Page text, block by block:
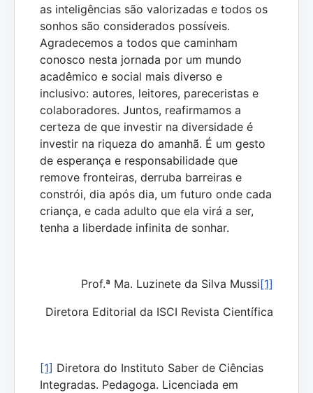
as inteligências são valorizadas e todos os
sonhos são considerados possíveis.
Agradecemos a todos que caminham
conosco nesta jornada por um mundo
acadêmico e social mais diverso e
inclusivo: autores, leitores, pareceristas e
colaboradores. Juntos, reafirmamos a
certeza de que investir na diversidade é
investir na riqueza do amanhã. É um gesto
de esperança e responsabilidade que
remove fronteiras, derruba barreiras e
constrói, dia após dia, um futuro onde cada
criança, e cada adulto que ela virá a ser,
tenha a liberdade infinita de sonhar.
Prof.ª Ma. Luzinete da Silva Mussi[1]
Diretora Editorial da ISCI Revista Científica
[1] Diretora do Instituto Saber de Ciências
Integradas. Pedagoga. Licenciada em